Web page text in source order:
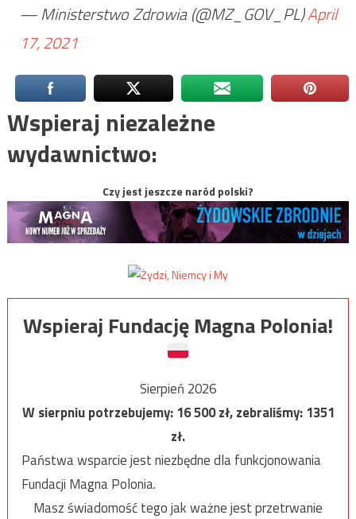
— Ministerstwo Zdrowia (@MZ_GOV_PL)April
17, 2021
Wspieraj niezależne
wydawnictwo:
Czy jest jeszcze naród polski?
Wspieraj Fundację Magna Polonia!
Sierpień 2026
W sierpniu potrzebujemy:16 500zł, zebraliśmy:1351
zł.
Państwa wsparcie jest niezbędne dla funkcjonowania
Fundacji Magna Polonia.
Masz świadomość tego jak ważne jest przetrwanie